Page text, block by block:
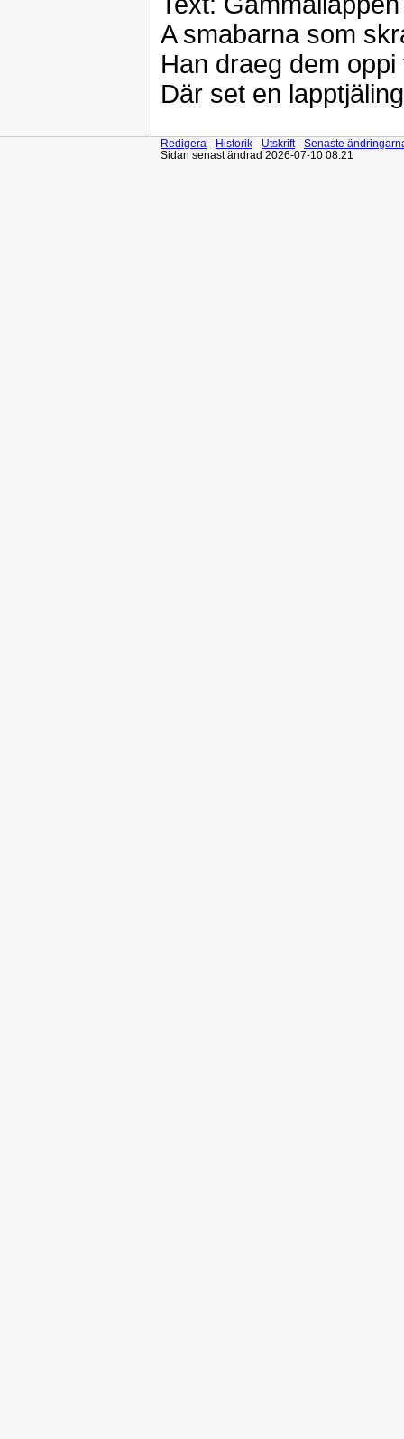
A smabarna som
Han draeg dem
Där set en
Redigera - Historik - Utskrift- Senaste
Sidan senast ändrad 2026-07-10 08:21